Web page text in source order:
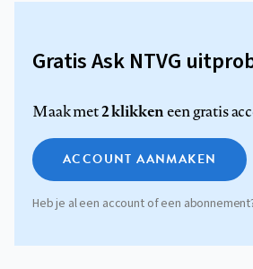
Gratis Ask NTVG
Maak met2 klikkeneen gratis
ACCOUNT AANMAKEN
Heb je al een account of een